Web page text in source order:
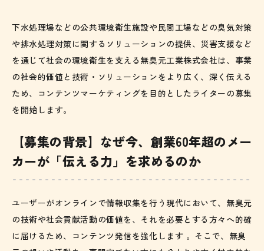
下水処理場などの公共環境衛生施設や民間工場などの臭気対策
や排水処理対策に関するソリューションの提供、災害支援など
を通じて社会の環境衛生を支える無臭元工業株式会社は、事業
の社会的価値と技術・ソリューションをより広く、深く伝える
ため、コンテンツマーケティングを目的としたライターの募集
を開始します。
【募集の背景】なぜ今、創業60年超のメー
カーが「伝える力」を求めるのか
ユーザーがオンラインで情報収集を行う現代において、無臭元
の技術や社会貢献活動の価値を、それを必要とする方々へ的確
に届けるため、コンテンツ発信を強化します 。そこで、無臭